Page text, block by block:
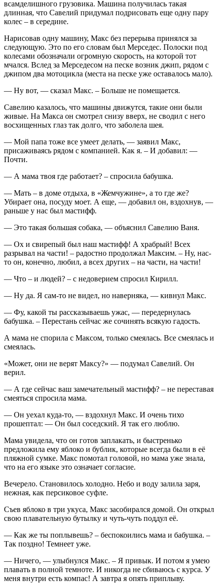
всамделишного грузовика. Машина получилась такая
длинная, что Савелий придумал подрисовать еще одну пару
колес – в середине.
Нарисовав одну машину, Макс без перерыва принялся за
следующую. Это по его словам был Мерседес. Полоски под
колесами обозначали огромную скорость, на которой тот
мчался. Вслед за Мерседесом на песке возник джип, рядом с
джипом два мотоцикла (места на песке уже оставалось мало).
— Ну вот, — сказал Макс. – Больше не помещается.
Савелию казалось, что машины движутся, такие они были
живые. На Макса он смотрел снизу вверх, не сводил с него
восхищенных глаз так долго, что заболела шея.
— Мой папа тоже все умеет делать, — заявил Макс,
присаживаясь рядом с компанией. Как я. – И добавил: —
Почти.
— А мама твоя где работает? – спросила бабушка.
— Мать – в доме отдыха, в «Жемчужине», а то где же?
Убирает она, посуду моет. А еще, — добавил он, вздохнув, —
раньше у нас был мастифф.
— Это такая большая собака, — объяснил Савелию Ваня.
— Ох и свирепый был наш мастифф! А храбрый! Всех
разрывал на части! – радостно продолжал Максим. – Ну, нас-
то он, конечно, любил, а всех других – на части, на части!
— Что – и людей? – с недоверием спросил Кирилл.
— Ну да. Я сам-то не видел, но наверняка, — кивнул Макс.
— Фу, какой ты рассказываешь ужас, — передернулась
бабушка. – Перестань сейчас же сочинять всякую гадость.
А мама не спорила с Максом, только смеялась. Все смеялась и
смеялась.
«Может, они не верят Максу?» — подумал Савелий. Он
верил.
— А где сейчас ваш замечательный мастифф? – не переставая
смеяться спросила мама.
— Он уехал куда-то, — вздохнул Макс. И очень тихо
прошептал: — Он был соседский. Я так его люблю.
Мама увидела, что он готов заплакать, и быстренько
предложила ему яблоко и бублик, которые всегда были в её
пляжной сумке. Макс помотал головой, но мама уже знала,
что на его языке это означает согласие.
Вечерело. Становилось холодно. Небо и воду залила заря,
нежная, как персиковое суфле.
Съев яблоко в три укуса, Макс засобирался домой. Он открыл
свою плавательную бутылку и чуть-чуть поддул её.
— Как же ты поплывешь? – беспокоились мама и бабушка. –
Так поздно! Темнеет уже.
— Ничего, — улыбнулся Макс. – Я привык. И потом я умею
плавать в полной темноте. И никогда не сбиваюсь с курса. У
меня внутри есть компас! А завтра я опять приплыву.